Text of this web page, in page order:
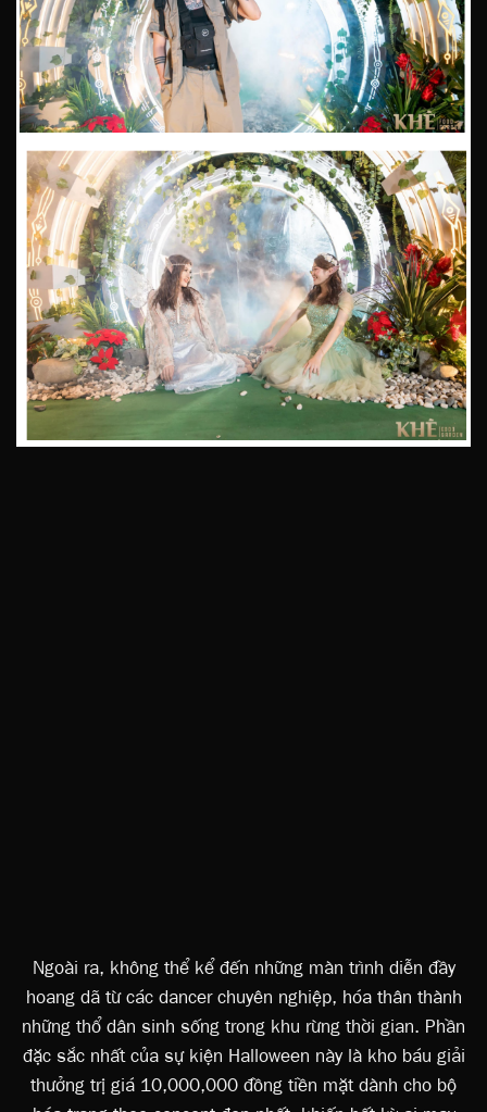
Ngoài ra, không thể kể đến những màn trình diễn đầy
hoang dã từ các dancer chuyên nghiệp, hóa thân thành
những thổ dân sinh sống trong khu rừng thời gian. Phần
đặc sắc nhất của sự kiện Halloween này là kho báu giải
thưởng trị giá 10,000,000 đồng tiền mặt dành cho bộ